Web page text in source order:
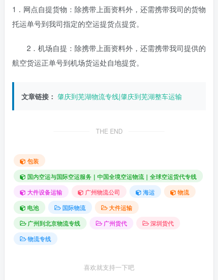
1．网点自提货物：除携带上面资料外，还需携带我司的货物
托运单号到我司指定的空运提货点提货。
2．机场自提：除携带上面资料外，还需携带我司提供的
航空货运正单号到机场货运处自地提货。
文章链接： 肇庆到芜湖物流专线|肇庆到芜湖整车运输
THE END
包装
国内空运与国际空运服务｜中国全境空运物流｜全球空运货代专线
大件设备运输
广州物流公司 海运
物流
电池
国际物流
大件运输
广州到北京物流专线
广州货代
深圳货代
物流专线
喜欢就支持一下吧